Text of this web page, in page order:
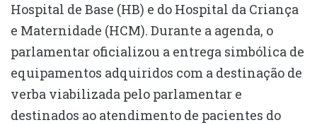
Hospital de Base (HB) e do Hospital da Criança
e Maternidade (HCM). Durante a agenda, o
parlamentar oficializou a entrega simbólica de
equipamentos adquiridos com a destinação de
verba viabilizada pelo parlamentar e
destinados ao atendimento de pacientes do